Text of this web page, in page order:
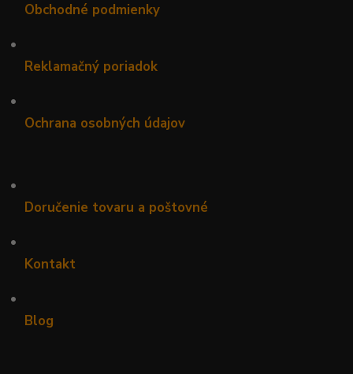
Obchodné podmienky
•
Reklamačný poriadok
•
Ochrana osobných údajov
•
Doručenie tovaru a poštovné
•
Kontakt
•
Blog